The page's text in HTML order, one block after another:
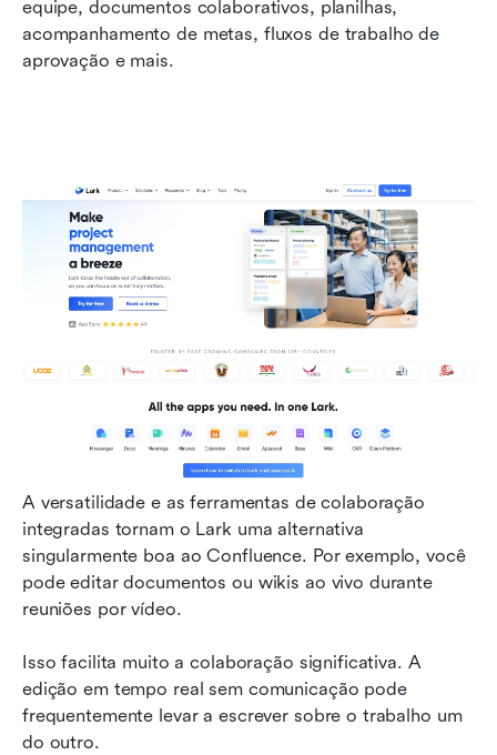
equipe, documentos colaborativos, planilhas,
acompanhamento de metas, fluxos de trabalho de
aprovação e mais.
A versatilidade e as ferramentas de colaboração
integradas tornam o Lark uma alternativa
singularmente boa ao Confluence. Por exemplo, você
pode editar documentos ou wikis ao vivo durante
reuniões por vídeo.
Isso facilita muito a colaboração significativa. A
edição em tempo real sem comunicação pode
frequentemente levar a escrever sobre o trabalho um
do outro.